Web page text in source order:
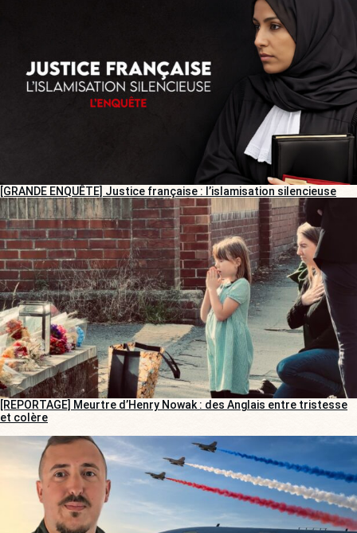
[GRANDE ENQUÊTE] Justice française : l’islamisation silencieuse
[REPORTAGE] Meurtre d’Henry Nowak : des Anglais entre tristesse
et colère